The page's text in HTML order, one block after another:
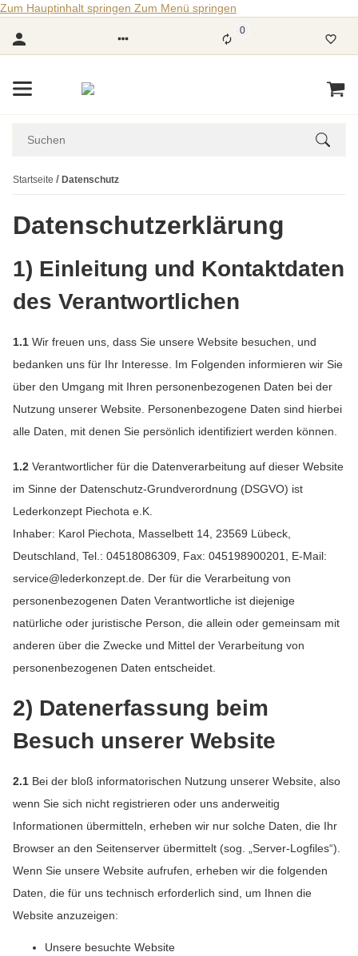
Zum Hauptinhalt springen Zum Menü springen
0
Startseite Datenschutz
Datenschutzerklärung
1) Einleitung und Kontaktdaten
des Verantwortlichen
1.1 Wir freuen uns, dass Sie unsere Website besuchen, und
bedanken uns für Ihr Interesse. Im Folgenden informieren wir Sie
über den Umgang mit Ihren personenbezogenen Daten bei der
Nutzung unserer Website. Personenbezogene Daten sind hierbei
alle Daten, mit denen Sie persönlich identifiziert werden können.
1.2 Verantwortlicher für die Datenverarbeitung auf dieser Website
im Sinne der Datenschutz-Grundverordnung (DSGVO) ist
Lederkonzept Piechota e.K.
Inhaber: Karol Piechota, Masselbett 14, 23569 Lübeck,
Deutschland, Tel.: 04518086309, Fax: 045198900201, E-Mail:
service@lederkonzept.de. Der für die Verarbeitung von
personenbezogenen Daten Verantwortliche ist diejenige
natürliche oder juristische Person, die allein oder gemeinsam mit
anderen über die Zwecke und Mittel der Verarbeitung von
personenbezogenen Daten entscheidet.
2) Datenerfassung beim
Besuch unserer Website
2.1 Bei der bloß informatorischen Nutzung unserer Website, also
wenn Sie sich nicht registrieren oder uns anderweitig
Informationen übermitteln, erheben wir nur solche Daten, die Ihr
Browser an den Seitenserver übermittelt (sog. „Server-Logfiles“).
Wenn Sie unsere Website aufrufen, erheben wir die folgenden
Daten, die für uns technisch erforderlich sind, um Ihnen die
Website anzuzeigen:
Unsere besuchte Website